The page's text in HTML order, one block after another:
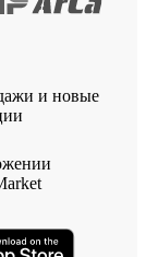
и новые